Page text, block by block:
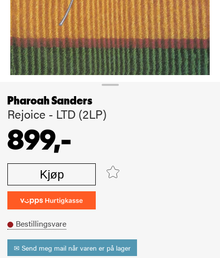
Pharoah Sanders
Rejoice - LTD (2LP)
899,-
Kjøp
Bestillingsvare
✉ Send meg mail når varen er på lager